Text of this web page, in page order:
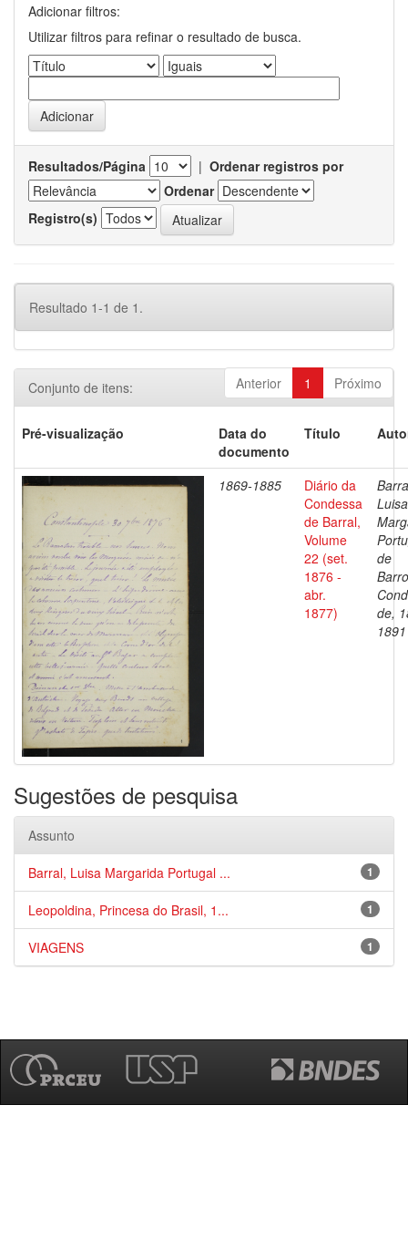
Adicionar filtros:
Utilizar filtros para refinar o resultado de busca.
Resultados/Página | Ordenar registros por
Ordenar
Registro(s)
Resultado 1-1 de 1.
Anterior 1 Próximo
Conjunto de itens:
Pré-visualização
Data do
documento
Título
1869-1885
Diário da
Condessa
de Barral,
Volume
22 (set.
1876 -
abr.
1877)
Luisa
de
de,
1891
Sugestões de pesquisa
Assunto
1
Barral, Luisa Margarida Portugal ...
1
Leopoldina, Princesa do Brasil, 1...
1
VIAGENS